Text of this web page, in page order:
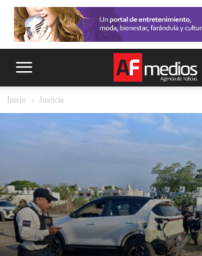
Inicio Justicia